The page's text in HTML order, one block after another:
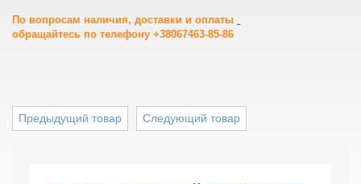
По вопросам наличия, доставки и оплаты
обращайтесь по телефону +38067463-85-86
Следующий товар
Предыдущий товар